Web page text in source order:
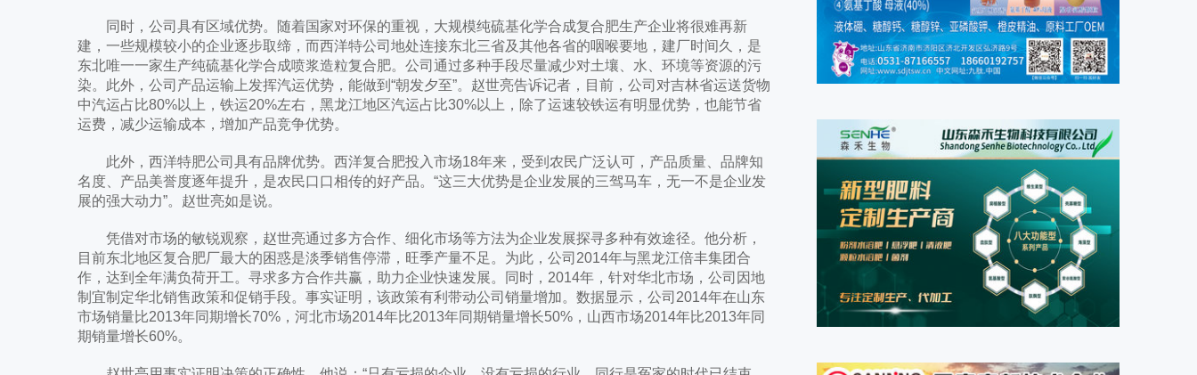
同时，公司具有区域优势。随着国家对环保的重视，大规模纯硫基化学合成复合肥生产企业将很难再新
建，一些规模较小的企业逐步取缔，而西洋特公司地处连接东北三省及其他各省的咽喉要地，建厂时间久，是
东北唯一一家生产纯硫基化学合成喷浆造粒复合肥。公司通过多种手段尽量减少对土壤、水、环境等资源的污
染。此外，公司产品运输上发挥汽运优势，能做到“朝发夕至”。赵世亮告诉记者，目前，公司对吉林省运送货物
中汽运占比80%以上，铁运20%左右，黑龙江地区汽运占比30%以上，除了运速较铁运有明显优势，也能节省
运费，减少运输成本，增加产品竞争优势。
此外，西洋特肥公司具有品牌优势。西洋复合肥投入市场18年来，受到农民广泛认可，产品质量、品牌知
名度、产品美誉度逐年提升，是农民口口相传的好产品。“这三大优势是企业发展的三驾马车，无一不是企业发
展的强大动力”。赵世亮如是说。
凭借对市场的敏锐观察，赵世亮通过多方合作、细化市场等方法为企业发展探寻多种有效途径。他分析，
目前东北地区复合肥厂最大的困惑是淡季销售停滞，旺季产量不足。为此，公司2014年与黑龙江倍丰集团合
作，达到全年满负荷开工。寻求多方合作共赢，助力企业快速发展。同时，2014年，针对华北市场，公司因地
制宜制定华北销售政策和促销手段。事实证明，该政策有利带动公司销量增加。数据显示，公司2014年在山东
市场销量比2013年同期增长70%，河北市场2014年比2013年同期销量增长50%，山西市场2014年比2013年同
期销量增长60%。